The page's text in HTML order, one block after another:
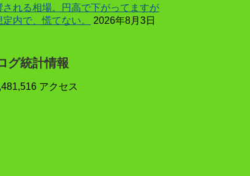
される相場。円高で下がってますが
定内で、慌てない。
2026年8月3日
グ統計情報
アクセス